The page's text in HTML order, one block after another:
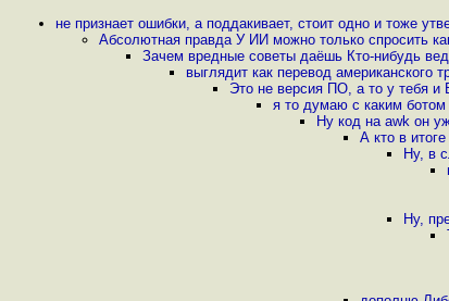
не признает ошибки, а поддакивает, стоит одно и тоже
Абсолютная правда У ИИ можно только спросить
Зачем вредные советы даёшь Кто-нибудь
выглядит как перевод американского
Это не версия ПО, а то у тебя и
я то думаю с каким
Ну код на awk он
А кто в
Ну, в
Ну,